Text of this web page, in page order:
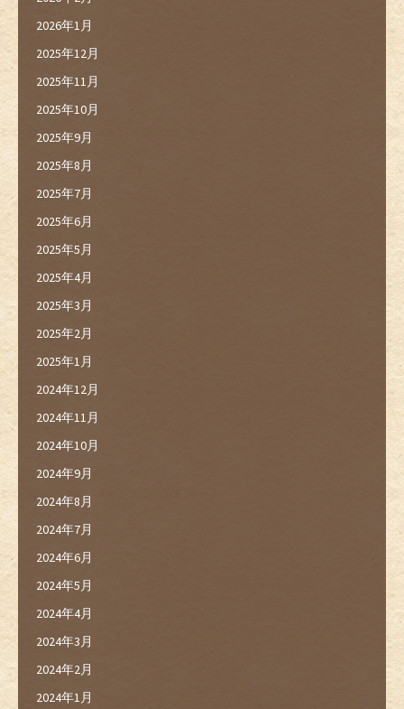
2026年1月
2025年12月
2025年11月
2025年10月
2025年9月
2025年8月
2025年7月
2025年6月
2025年5月
2025年4月
2025年3月
2025年2月
2025年1月
2024年12月
2024年11月
2024年10月
2024年9月
2024年8月
2024年7月
2024年6月
2024年5月
2024年4月
2024年3月
2024年2月
2024年1月